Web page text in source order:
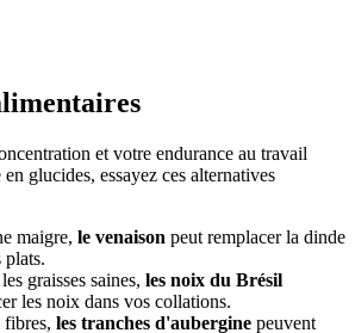
et votre endurance au travail
glucides, essayez ces alternatives
maigre, le venaison peut remplacer la dinde
plats.
graisses saines, les noix du Brésil
les noix dans vos collations.
fibres, les tranches d'aubergine peuvent